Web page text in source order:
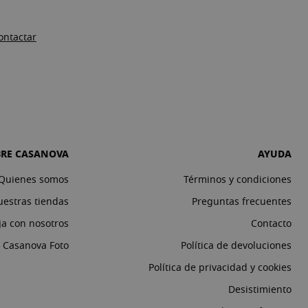
CASANOVA
somos
tiendas
con nosotros
Foto
AYUDA
Términos y condiciones
Preguntas frecuentes
Contacto
Política de devoluciones
Política de privacidad y cookies
Desistimiento